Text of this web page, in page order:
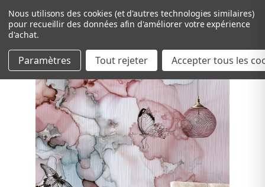
Passer au contenu principal
Nous utilisons des cookies (et d'autres technologies similaires)
pour recueillir des données afin d'améliorer votre expérience
d'achat.
Paramètres Tout rejeter Accepter tous les